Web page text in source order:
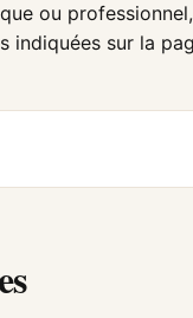
ou professionnel,
indiquées sur la